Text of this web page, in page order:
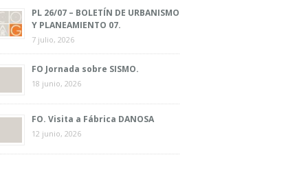
PL 26/07 – BOLETÍN DE URBANISMO
Y PLANEAMIENTO 07.
7 julio, 2026
FO Jornada sobre SISMO.
18 junio, 2026
FO. Visita a Fábrica DANOSA
12 junio, 2026